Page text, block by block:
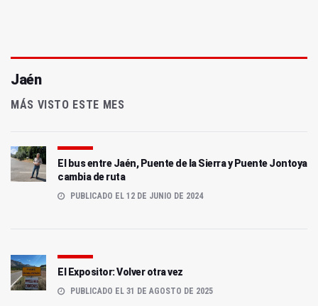
Jaén
MÁS VISTO ESTE MES
El bus entre Jaén, Puente de la Sierra y Puente Jontoya
cambia de ruta
PUBLICADO EL 12 DE JUNIO DE 2024
El Expositor: Volver otra vez
PUBLICADO EL 31 DE AGOSTO DE 2025